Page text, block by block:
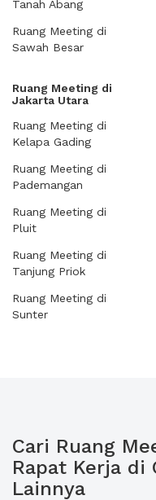
Tanah Abang
Ruang Meeting di
Sawah Besar
Ruang Meeting di
Jakarta Utara
Ruang Meeting di
Kelapa Gading
Ruang Meeting di
Pademangan
Ruang Meeting di
Pluit
Ruang Meeting di
Tanjung Priok
Ruang Meeting di
Sunter
Cari Ruang
Rapat Kerja di
Lainnya